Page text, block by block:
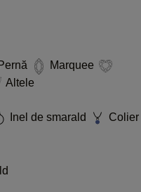
Pernă
Marquee
Altele
Inel de smarald
Colier